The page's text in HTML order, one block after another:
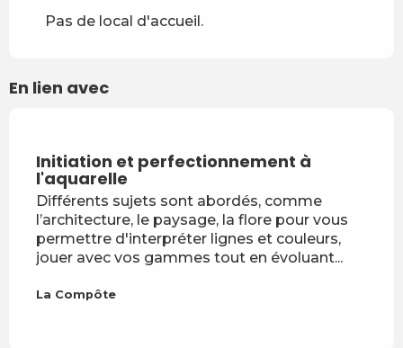
Pas de local d'accueil.
En lien avec
Initiation et perfectionnement à
l'aquarelle
Différents sujets sont abordés, comme
l’architecture, le paysage, la flore pour vous
permettre d'interpréter lignes et couleurs,
jouer avec vos gammes tout en évoluant...
La Compôte